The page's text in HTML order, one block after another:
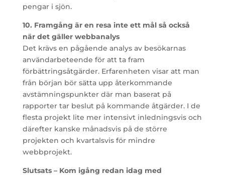
pengar i sjön.
10. Framgång är en resa inte ett mål så också
när det gäller webbanalys
Det krävs en pågående analys av besökarnas
användarbeteende för att ta fram
förbättringsåtgärder. Erfarenheten visar att man
från början bör sätta upp återkommande
avstämningspunkter där man baserat på
rapporter tar beslut på kommande åtgärder. I de
flesta projekt lite mer intensivt inledningsvis och
därefter kanske månadsvis på de större
projekten och kvartalsvis för mindre
webbprojekt.
Slutsats – Kom igång redan idag med